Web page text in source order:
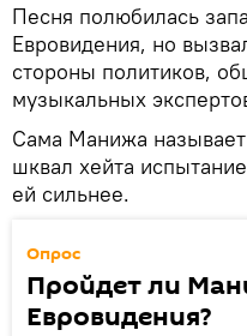
Песня полюбилась
Евровидения, но
стороны политиков,
музыкальных
Сама Манижа
шквал хейта
ей сильнее.
Опрос
Пройдет ли
Евровидения?